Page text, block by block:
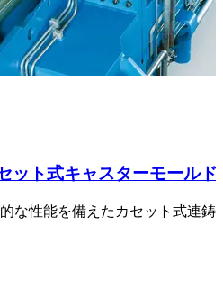
ット式キャスターモールド
な性能を備えたカセット式連鋳